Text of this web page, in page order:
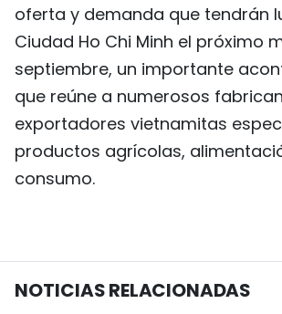
oferta y demanda que tendrán
Ciudad Ho Chi Minh el próximo
septiembre, un importante
que reúne a numerosos
exportadores vietnamitas
productos agrícolas,
consumo.
NOTICIAS RELACIONADAS